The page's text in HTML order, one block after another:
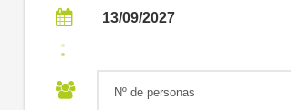
13/09/2027